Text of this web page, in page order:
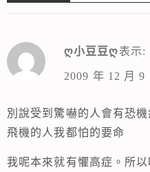
ღ小豆豆ღ表示:
2009 年 12 月 9
別說受到驚嚇的人會有恐
飛機的人我都怕的要命
我呢本來就有懼高症。所